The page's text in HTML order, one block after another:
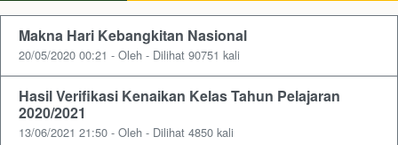
Makna Hari Kebangkitan Nasional
20/05/2020 00:21 - Oleh - Dilihat 90751 kali
Hasil Verifikasi Kenaikan Kelas Tahun Pelajaran
2020/2021
13/06/2021 21:50 - Oleh - Dilihat 4850 kali